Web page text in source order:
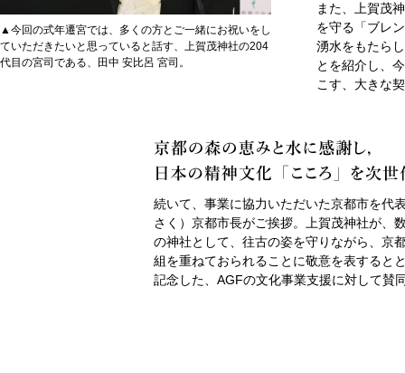
▲今回の式年遷宮では、多くの方とご一緒にお祝いをし
ていただきたいと思っていると話す、上賀茂神社の204
代目の宮司である、田中 安比呂 宮司。
また、上賀茂
を守る「ブレ
湧水をもたら
とを紹介し、
こす、大きな
続いて、事業に協力いただいた京都市を代
さく）京都市長がご挨拶。上賀茂神社が、
の神社として、往古の姿を守りながら、京
組を重ねておられることに敬意を表すると
記念した、AGFの文化事業支援に対して賛